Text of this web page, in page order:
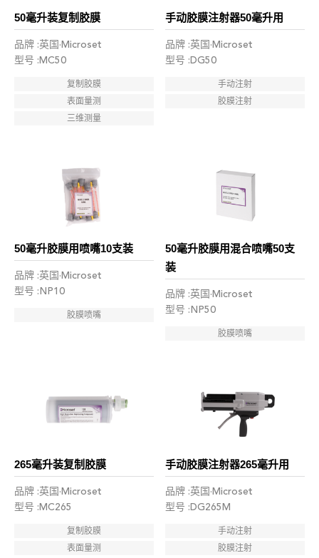
50毫升装复制胶膜
品牌 :英国·Microset
型号 :MC50
复制胶膜
表面量测
三维测量
手动胶膜注射器50毫升用
品牌 :英国·Microset
型号 :DG50
手动注射
胶膜注射
50毫升胶膜用喷嘴10支装
品牌 :英国·Microset
型号 :NP10
胶膜喷嘴
50毫升胶膜用混合喷嘴50支
装
品牌 :英国·Microset
型号 :NP50
胶膜喷嘴
265毫升装复制胶膜
品牌 :英国·Microset
型号 :MC265
复制胶膜
表面量测
手动胶膜注射器265毫升用
品牌 :英国·Microset
型号 :DG265M
手动注射
胶膜注射